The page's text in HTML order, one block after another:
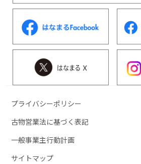
プライバシーポリシー
古物営業法に基づく表記
一般事業主行動計画
サイトマップ